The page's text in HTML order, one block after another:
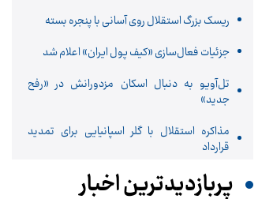
ریسک بزرگ استقلال روی آسانی با پنجره بسته
جزئیات فعال‌سازی «کیف پول ایران» اعلام شد
تل‌آویو به دنبال اسکان مزدورانش در «رفح
جدید»
مذاکره استقلال با گلر اسپانیایی برای تمدید
قرارداد
پربازدیدترین اخبار